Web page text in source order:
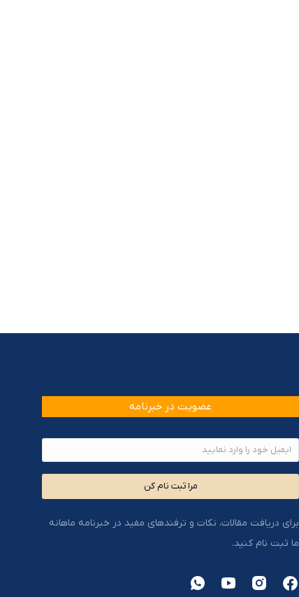
عضویت در خبرنامه
مرا ثبت نام کن
برای دریافت مقالات، نکات و ترفندهای مفید در خبرنامه ماهانه
ما ثبت نام کنید.